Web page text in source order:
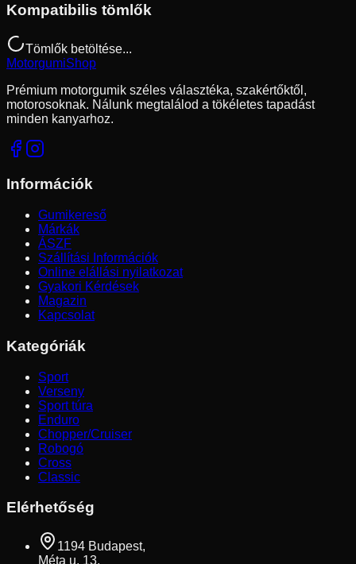
Kompatibilis tömlők
Tömlők betöltése...
MotorgumiShop
Prémium motorgumik széles választéka, szakértőktől,
motorosoknak. Nálunk megtalálod a tökéletes tapadást
minden kanyarhoz.
Információk
Gumikereső
Márkák
ÁSZF
Szállítási Információk
Online elállási nyilatkozat
Gyakori Kérdések
Magazin
Kapcsolat
Kategóriák
Sport
Verseny
Sport túra
Enduro
Chopper/Cruiser
Robogó
Cross
Classic
Elérhetőség
1194 Budapest,
Méta u. 13.